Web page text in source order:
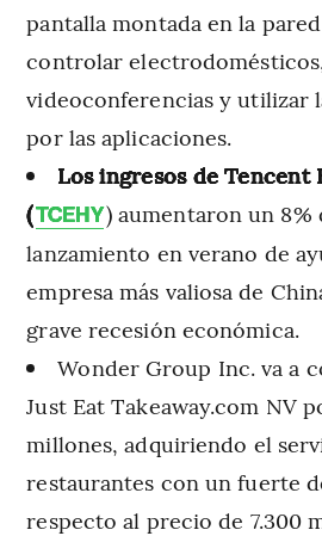
pantalla montada en la
controlar
videoconferencias y utilizar
por las aplicaciones.
Los ingresos de Tencent
(TCEHY) aumentaron un 8%
lanzamiento en verano de
empresa más valiosa de
grave recesión económica.
Wonder Group Inc. va a
Just Eat Takeaway.com NV
millones, adquiriendo el
restaurantes con un fuerte
respecto al precio de 7.300